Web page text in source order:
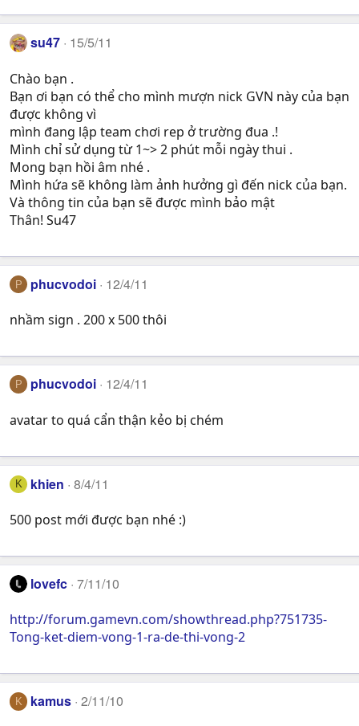
su47 15/5/11
Chào bạn .
Bạn ơi bạn có thể cho mình mượn nick GVN này của bạn
được không vì
mình đang lập team chơi rep ở trường đua .!
Mình chỉ sử dụng từ 1~> 2 phút mỗi ngày thui .
Mong bạn hồi âm nhé .
Mình hứa sẽ không làm ảnh hưởng gì đến nick của bạn.
Và thông tin của bạn sẽ được mình bảo mật
Thân! Su47
P phucvodoi 12/4/11
nhầm sign . 200 x 500 thôi
P phucvodoi 12/4/11
avatar to quá cẩn thận kẻo bị chém
K khien 8/4/11
500 post mới được bạn nhé :)
lovefc 7/11/10
http://forum.gamevn.com/showthread.php?751735-
Tong-ket-diem-vong-1-ra-de-thi-vong-2
K kamus 2/11/10